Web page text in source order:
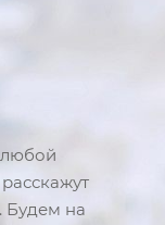
Будем на